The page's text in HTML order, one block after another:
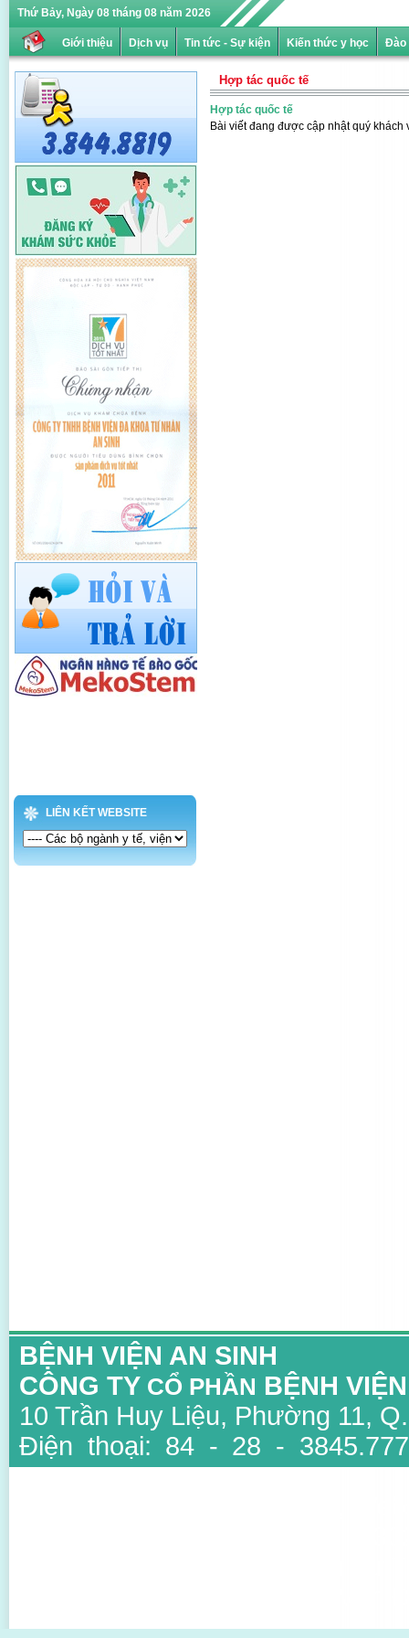
Thứ Bảy, Ngày 08 tháng 08 năm 2026
Giới thiệu Dịch vụ Tin tức - Sự kiện Kiến thức y học Đào
LIÊN KẾT WEBSITE
Hợp tác quốc tế
Hợp tác quốc tế
Bài viết đang được cập nhật quý khách
BỆNH VIỆN AN SINH
CÔNG TY CỔ PHẦN BỆNH
10 Trần Huy Liệu, Phường 11,
Điện thoại: 84 - 28 -
3847.6734